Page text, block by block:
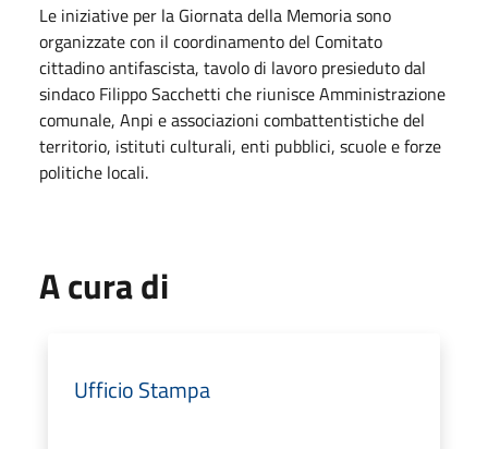
Le iniziative per la Giornata della Memoria sono
organizzate con il coordinamento del Comitato
cittadino antifascista, tavolo di lavoro presieduto dal
sindaco Filippo Sacchetti che riunisce Amministrazione
comunale, Anpi e associazioni combattentistiche del
territorio, istituti culturali, enti pubblici, scuole e forze
politiche locali.
A cura di
Ufficio Stampa